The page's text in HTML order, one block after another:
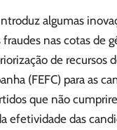
algumas
nas cotas de
de recursos
(FEFC) para as
que não
efetividade das